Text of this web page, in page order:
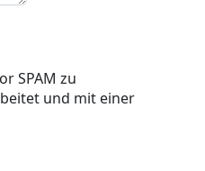
SPAM zu
und mit einer